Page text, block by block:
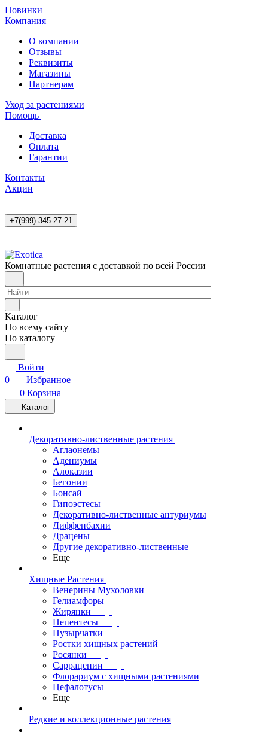
Новинки
Компания
О компании
Отзывы
Реквизиты
Магазины
Партнерам
Уход за растениями
Помощь
Доставка
Оплата
Гарантии
Контакты
Акции
+7(999) 345-27-21
Комнатные растения с доставкой по всей России
Каталог
По всему сайту
По каталогу
Войти
0
Избранное
0 Корзина
Каталог
Декоративно-лиственные растения
Аглаонемы
Адениумы
Алоказии
Бегонии
Бонсай
Гипоэстесы
Декоративно-лиственные антуриумы
Диффенбахии
Драцены
Другие декоративно-лиственные
Еще
Хищные Растения
Венерины Мухоловки
Гелиамфоры
Жирянки
Непентесы
Пузырчатки
Ростки хищных растений
Росянки
Саррацении
Флорариум с хищными растениями
Цефалотусы
Еще
Редкие и коллекционные растения